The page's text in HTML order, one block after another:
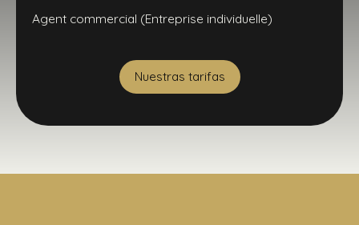
Agent commercial (Entreprise individuelle)
Nuestras tarifas